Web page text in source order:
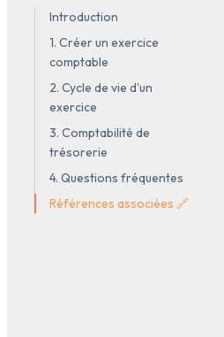
Introduction
1. Créer un exercice
comptable
2. Cycle de vie d'un
exercice
3. Comptabilité de
trésorerie
4. Questions fréquentes
Références associées 🔗